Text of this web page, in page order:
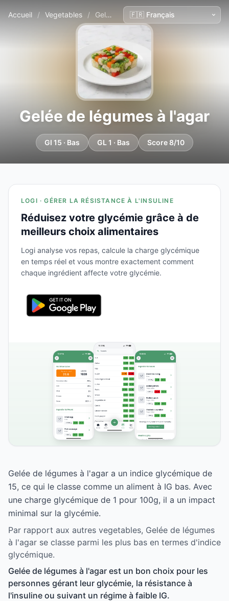
Accueil / Vegetables / Gelée de légumes à l'agar
Gelée de légumes à l'agar
GI 15 · Bas GL 1 · Bas Score 8/10
LOGI · GÉRER LA RÉSISTANCE À L'INSULINE
Réduisez votre glycémie grâce à de
meilleurs choix alimentaires
Logi analyse vos repas, calcule la charge glycémique
en temps réel et vous montre exactement comment
chaque ingrédient affecte votre glycémie.
Gelée de légumes à l'agar a un indice glycémique de
15, ce qui le classe comme un aliment à IG bas. Avec
une charge glycémique de 1 pour 100g, il a un impact
minimal sur la glycémie.
Par rapport aux autres vegetables, Gelée de légumes
à l'agar se classe parmi les plus bas en termes d'indice
glycémique.
Gelée de légumes à l'agar est un bon choix pour les
personnes gérant leur glycémie, la résistance à
l'insuline ou suivant un régime à faible IG.